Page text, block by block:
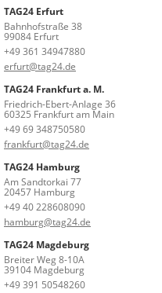
TAG24 Erfurt
Bahnhofstraße 38
99084 Erfurt
+49 361 34947880
erfurt@tag24.de
TAG24 Frankfurt a. M.
Friedrich-Ebert-Anlage 36
60325 Frankfurt am Main
+49 69 348750580
frankfurt@tag24.de
TAG24 Hamburg
Am Sandtorkai 77
20457 Hamburg
+49 40 228608090
hamburg@tag24.de
TAG24 Magdeburg
Breiter Weg 8-10A
39104 Magdeburg
+49 391 50548260